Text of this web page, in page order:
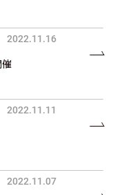
2022.11.16
2022.11.11
2022.11.07